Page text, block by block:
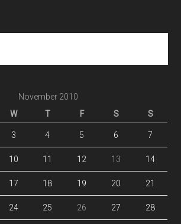
November 2010
W T F S S
3 4 5 6 7
10 11 12 13 14
17 18 19 20 21
24 25 26 27 28